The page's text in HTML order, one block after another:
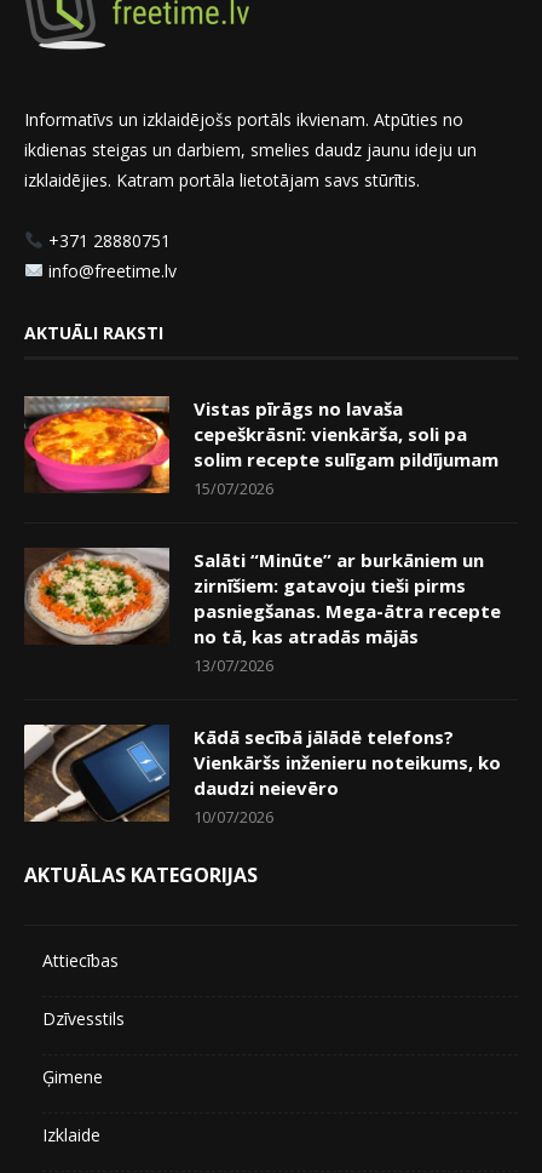
Informatīvs un izklaidējošs portāls ikvienam. Atpūties no
ikdienas steigas un darbiem, smelies daudz jaunu ideju un
izklaidējies. Katram portāla lietotājam savs stūrītis.
+371 28880751
info@freetime.lv
AKTUĀLI RAKSTI
Vistas pīrāgs no lavaša
cepeškrāsnī: vienkārša, soli pa
solim recepte sulīgam pildījumam
15/07/2026
Salāti “Minūte” ar burkāniem un
zirnīšiem: gatavoju tieši pirms
pasniegšanas. Mega-ātra recepte
no tā, kas atradās mājās
13/07/2026
Kādā secībā jālādē telefons?
Vienkāršs inženieru noteikums, ko
daudzi neievēro
10/07/2026
AKTUĀLAS KATEGORIJAS
Attiecības
Dzīvesstils
Ģimene
Izklaide